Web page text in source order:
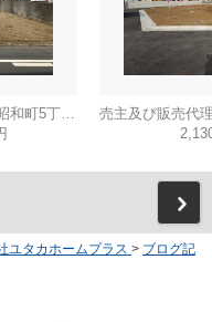
弊社売主物件 昭島市昭和町5丁目 売地 【全1区画】
ユタカホームプラス > ブログ記